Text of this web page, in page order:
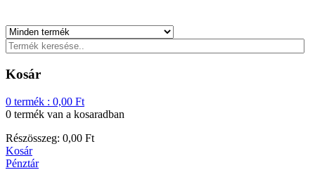
Kosár
0 termék : 0,00 Ft
0 termék van a kosaradban
Részösszeg: 0,00 Ft
Kosár
Pénztár